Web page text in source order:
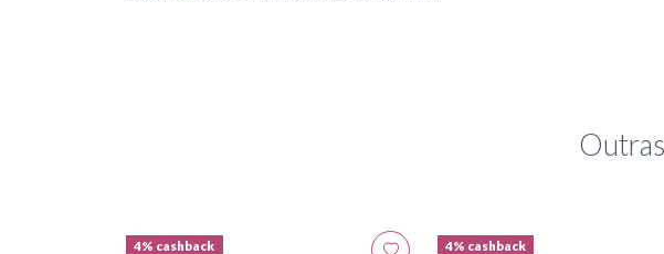
4% cashback 4% cashback